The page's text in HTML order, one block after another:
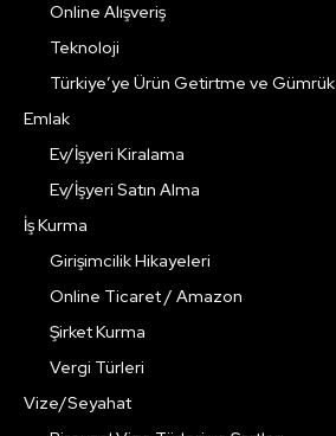
Online Alışveriş
Teknoloji
Türkiye’ye Ürün Getirtme ve Gümrük
Emlak
Ev/İşyeri Kiralama
Ev/İşyeri Satın Alma
İş Kurma
Girişimcilik Hikayeleri
Online Ticaret / Amazon
Şirket Kurma
Vergi Türleri
Vize/Seyahat